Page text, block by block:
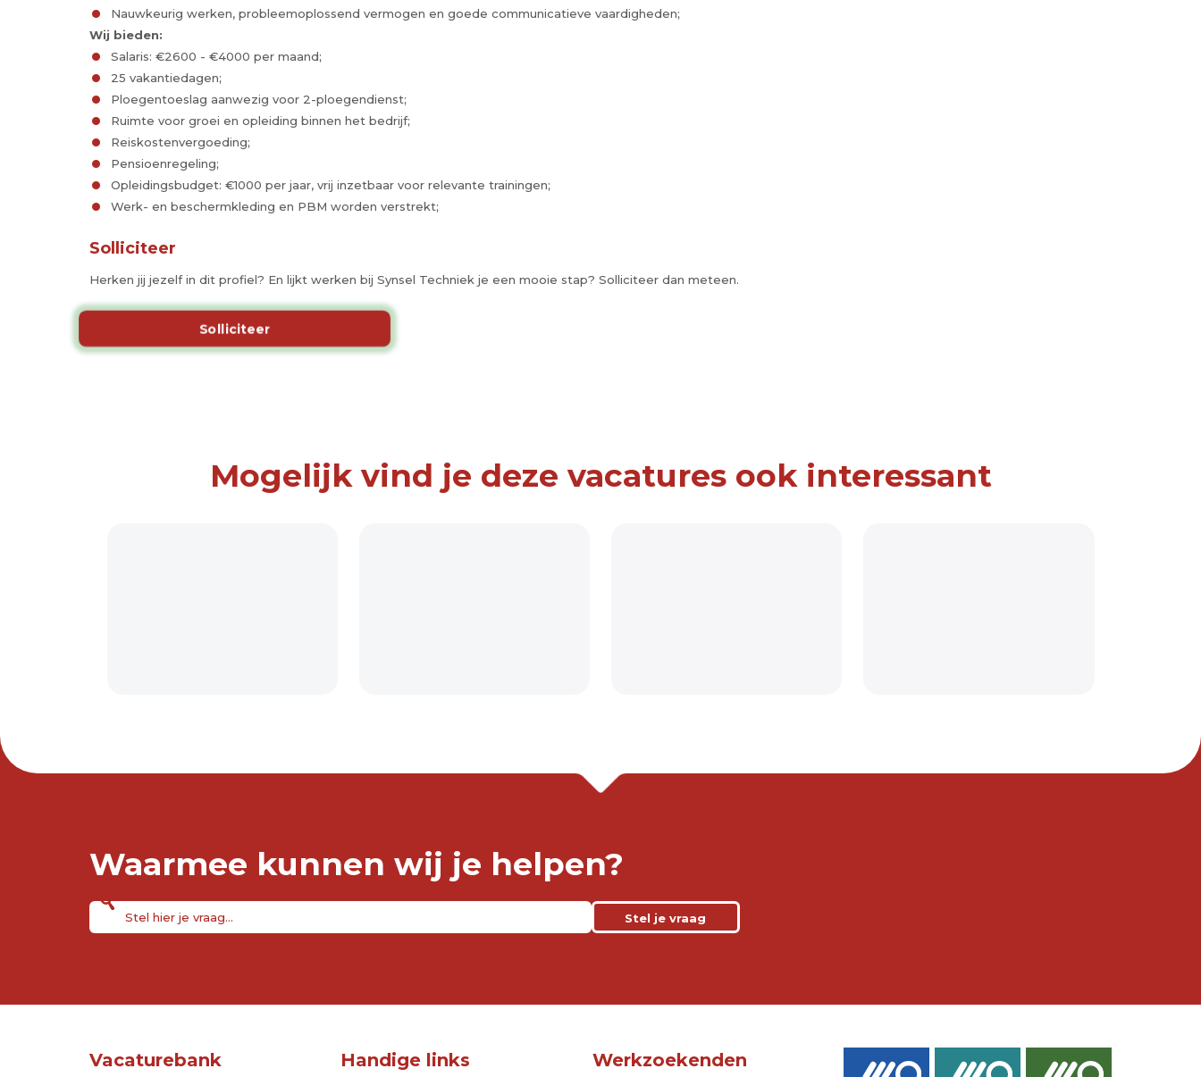
Nauwkeurig werken, probleemoplossend vermogen en goede communicatieve vaardigheden;
Wij bieden:
Salaris: €2600 - €4000 per maand;
25 vakantiedagen;
Ploegentoeslag aanwezig voor 2-ploegendienst;
Ruimte voor groei en opleiding binnen het bedrijf;
Reiskostenvergoeding;
Pensioenregeling;
Opleidingsbudget: €1000 per jaar, vrij inzetbaar voor relevante trainingen;
Werk- en beschermkleding en PBM worden verstrekt;
Solliciteer
Herken jij jezelf in dit profiel? En lijkt werken bij Synsel Techniek je een mooie stap? Solliciteer dan meteen.
Solliciteer
Mogelijk vind je deze vacatures ook interessant
Waarmee kunnen wij je helpen?
Stel je vraag
Vacaturebank
Handige links Werkzoekenden